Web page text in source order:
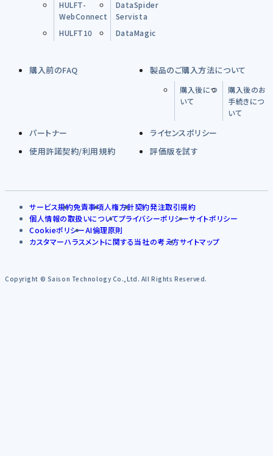
HULFT-
WebConnect
DataSpider
Servista
HULFT10
DataMagic
購入前のFAQ 製品のご購入方法について
購入後につ
いて
購入後のお
手続きにつ
いて
パートナー
ライセンスポリシー
使用許諾契約/利用規約
評価版を試す
サービス規約免責事項人権方針契約発注取引規約
個人情報の取扱いについてプライバシーポリシーサイトポリシー
CookieポリシーAI倫理原則
カスタマーハラスメントに関する当社の考え方サイトマップ
Copyright © Saison Technology Co.,Ltd. All Rights Reserved.